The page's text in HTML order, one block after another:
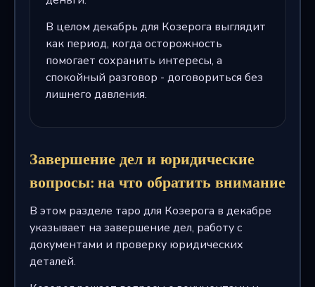
В целом декабрь для Козерога выглядит
как период, когда осторожность
помогает сохранить интересы, а
спокойный разговор - договориться без
лишнего давления.
Завершение дел и юридические
вопросы: на что обратить внимание
В этом разделе таро для Козерога в декабре
указывает на завершение дел, работу с
документами и проверку юридических
деталей.